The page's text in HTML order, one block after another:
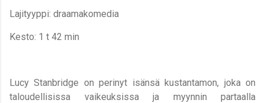
Lajityyppi: draamakomedia
Kesto: 1 t 42 min
Lucy Stanbridge on perinyt isänsä kustantamon, joka on
taloudellisissa vaikeuksissa ja myynnin partaalla